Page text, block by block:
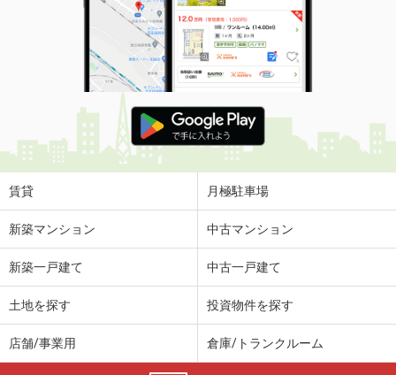
賃貸 月極駐車場
新築マンション 中古マンション
新築一戸建て 中古一戸建て
土地を探す 投資物件を探す
店舗/事業用 倉庫/トランクルーム